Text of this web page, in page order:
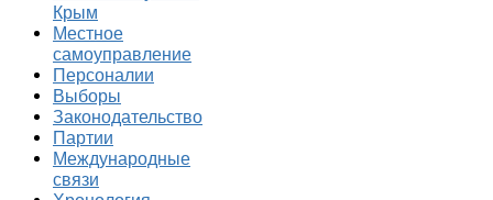
Крым
Местное
самоуправление
Персоналии
Выборы
Законодательство
Партии
Международные
связи